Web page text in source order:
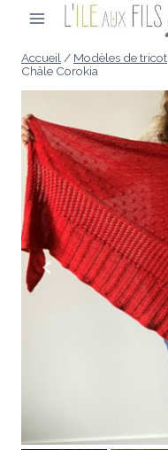
Accueil/ Modèles de tricot
Châle Corokia